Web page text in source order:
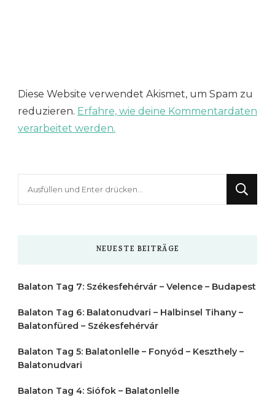
Diese Website verwendet Akismet, um Spam zu
reduzieren. Erfahre, wie deine Kommentardaten
verarbeitet werden.
NEUESTE BEITRÄGE
Balaton Tag 7: Székesfehérvár – Velence – Budapest
Balaton Tag 6: Balatonudvari – Halbinsel Tihany –
Balatonfüred – Székesfehérvár
Balaton Tag 5: Balatonlelle – Fonyód – Keszthely –
Balatonudvari
Balaton Tag 4: Siófok – Balatonlelle